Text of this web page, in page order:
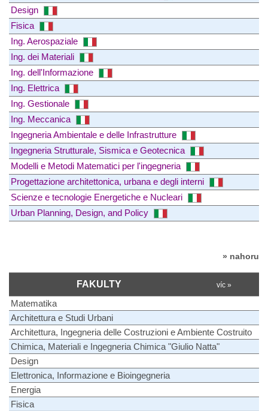
Design
Fisica
Ing. Aerospaziale
Ing. dei Materiali
Ing. dell'Informazione
Ing. Elettrica
Ing. Gestionale
Ing. Meccanica
Ingegneria Ambientale e delle Infrastrutture
Ingegneria Strutturale, Sismica e Geotecnica
Modelli e Metodi Matematici per l'ingegneria
Progettazione architettonica, urbana e degli interni
Scienze e tecnologie Energetiche e Nucleari
Urban Planning, Design, and Policy
» nahoru
FAKULTY víc »
Matematika
Architettura e Studi Urbani
Architettura, Ingegneria delle Costruzioni e Ambiente Costruito
Chimica, Materiali e Ingegneria Chimica "Giulio Natta"
Design
Elettronica, Informazione e Bioingegneria
Energia
Fisica